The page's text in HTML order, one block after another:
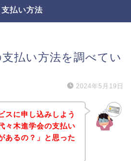
支払い方法
払い方法を調べてい
2024年5月19日
スに申し込みしよう
々木進学会の支払い
あるの？」と思った